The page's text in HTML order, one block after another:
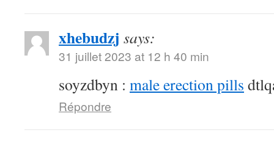
xhebudzj says:
31 juillet 2023 at 12 h 40 min
soyzdbyn : male erection pills
Répondre